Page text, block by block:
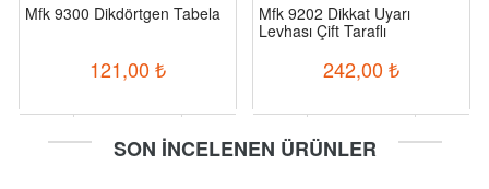
Mfk 9300 Dikdörtgen Tabela
121,00 ₺
Mfk 9202 Dikkat Uyarı
Levhası Çift Taraflı
242,00 ₺
SON İNCELENEN ÜRÜNLER